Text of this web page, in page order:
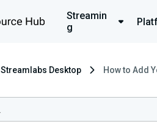
Streamin
g
Streamlabs Desktop How to Add